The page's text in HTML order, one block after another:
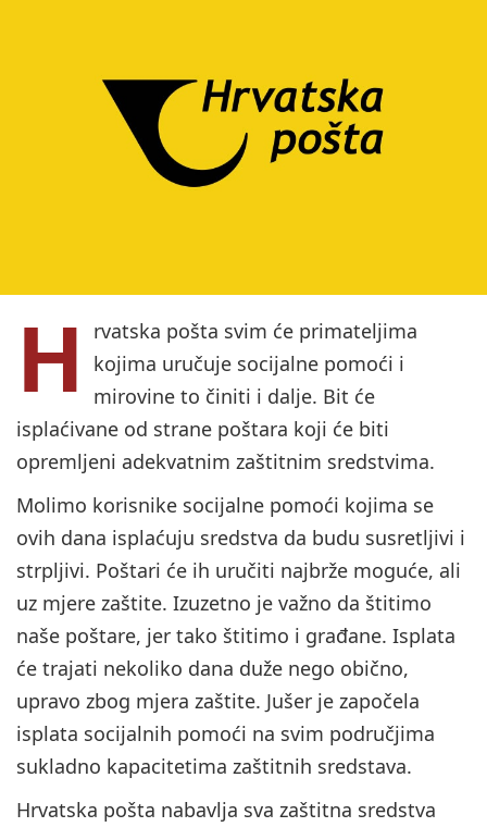
H
rvatska pošta svim će primateljima
kojima uručuje socijalne pomoći i
mirovine to činiti i dalje. Bit će
isplaćivane od strane poštara koji će biti
opremljeni adekvatnim zaštitnim sredstvima.
Molimo korisnike socijalne pomoći kojima se
ovih dana isplaćuju sredstva da budu susretljivi i
strpljivi. Poštari će ih uručiti najbrže moguće, ali
uz mjere zaštite. Izuzetno je važno da štitimo
naše poštare, jer tako štitimo i građane. Isplata
će trajati nekoliko dana duže nego obično,
upravo zbog mjera zaštite. Jušer je započela
isplata socijalnih pomoći na svim područjima
sukladno kapacitetima zaštitnih sredstava.
Hrvatska pošta nabavlja sva zaštitna sredstva